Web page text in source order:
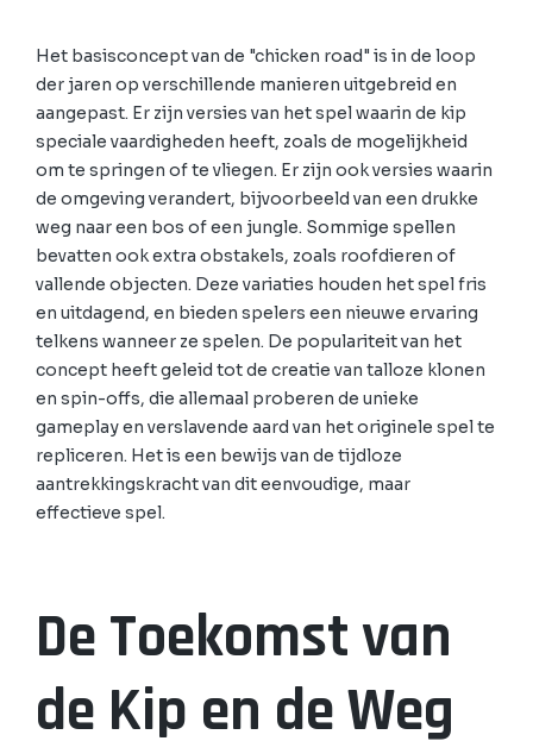
Het basisconcept van de "chicken road" is in de loop
der jaren op verschillende manieren uitgebreid en
aangepast. Er zijn versies van het spel waarin de kip
speciale vaardigheden heeft, zoals de mogelijkheid
om te springen of te vliegen. Er zijn ook versies waarin
de omgeving verandert, bijvoorbeeld van een drukke
weg naar een bos of een jungle. Sommige spellen
bevatten ook extra obstakels, zoals roofdieren of
vallende objecten. Deze variaties houden het spel fris
en uitdagend, en bieden spelers een nieuwe ervaring
telkens wanneer ze spelen. De populariteit van het
concept heeft geleid tot de creatie van talloze klonen
en spin-offs, die allemaal proberen de unieke
gameplay en verslavende aard van het originele spel te
repliceren. Het is een bewijs van de tijdloze
aantrekkingskracht van dit eenvoudige, maar
effectieve spel.
De Toekomst van
de Kip en de Weg